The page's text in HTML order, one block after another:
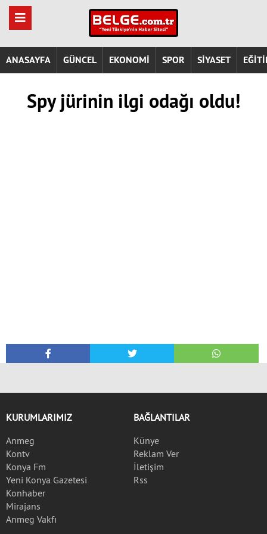
ANASAYFA GÜNCEL EKONOMİ SPOR SİYASET
Spy jürinin ilgi odağı oldu!
KURUMLARIMIZ
Anmeg
Kontv
Konya Fm
Yeni Konya Gazetesi
Konhaber
Mirajans
Anmeg Vakfı
BAĞLANTILAR
Künye
Reklam Ver
İletişim
Rss